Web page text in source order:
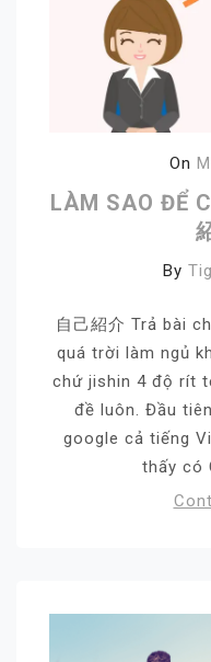
On
LÀM SAO ĐỂ
By
自己紹介 Trả bài
quá trời làm ngủ
chứ jishin 4 độ rít
đề luôn. Đầu
google cả tiếng
thấy có